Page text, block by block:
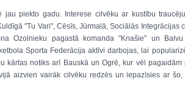
jau piekto gadu. Interese cilvēku ar kustību
"Tu Vari", Cēsīs, Jūrmalā, Sociālās Integrācijas
Ozolnieku pagastā komanda "Knašie" un
Sporta Federācija aktīvi darbojas, lai
kārtas notiks arī Bauskā un Ogrē, kur vēl
aizvien vairāk cilvēku redzēs un iepazīsies ar